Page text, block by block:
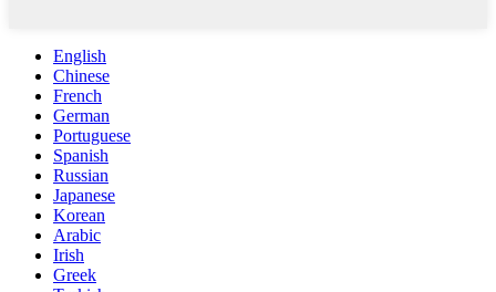
English
Chinese
French
German
Portuguese
Spanish
Russian
Japanese
Korean
Arabic
Irish
Greek